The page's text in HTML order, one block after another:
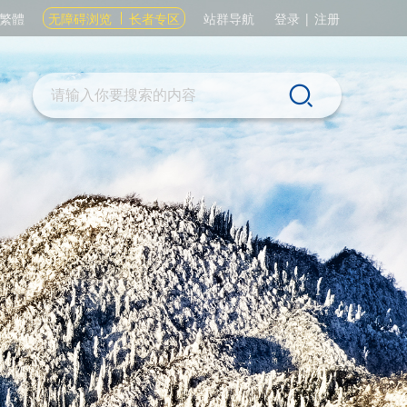
繁體 无障碍浏览 长者专区 站群导航 登录 | 注册